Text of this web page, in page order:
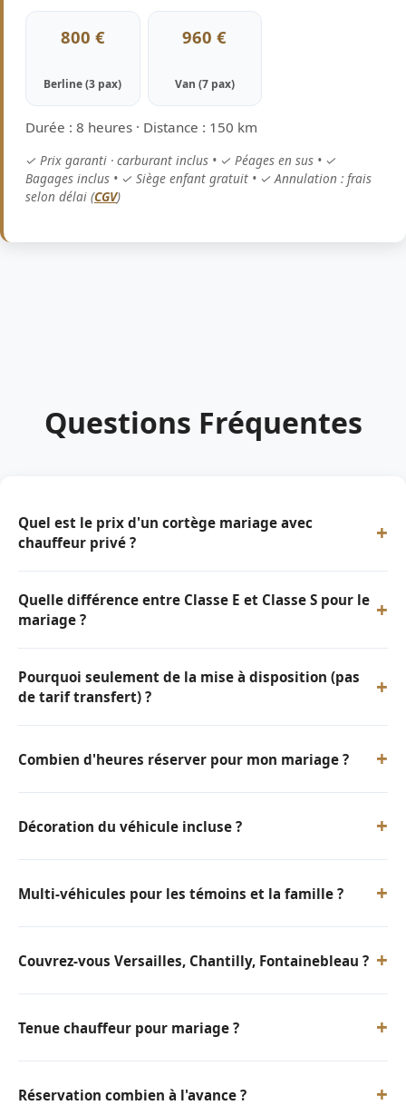
800 €
Berline (3 pax)
960 €
Van (7 pax)
Durée : 8 heures · Distance : 150 km
✓ Prix garanti · carburant inclus • ✓ Péages en sus • ✓
Bagages inclus • ✓ Siège enfant gratuit • ✓ Annulation : frais
selon délai (CGV)
Questions Fréquentes
Quel est le prix d'un cortège mariage avec
chauffeur privé ?
+
Quelle différence entre Classe E et Classe S pour le
mariage ?
+
Pourquoi seulement de la mise à disposition (pas
de tarif transfert) ?
+
Combien d'heures réserver pour mon mariage ? +
Décoration du véhicule incluse ? +
Multi-véhicules pour les témoins et la famille ? +
Couvrez-vous Versailles, Chantilly, Fontainebleau ? +
Tenue chauffeur pour mariage ? +
Réservation combien à l'avance ? +